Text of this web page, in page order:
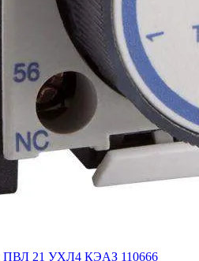
ПВЛ 21 УХЛ4 КЭАЗ 110666